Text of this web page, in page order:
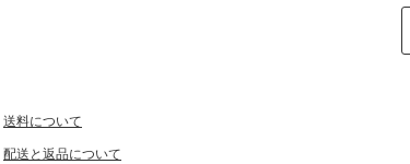
送料について
配送と返品について